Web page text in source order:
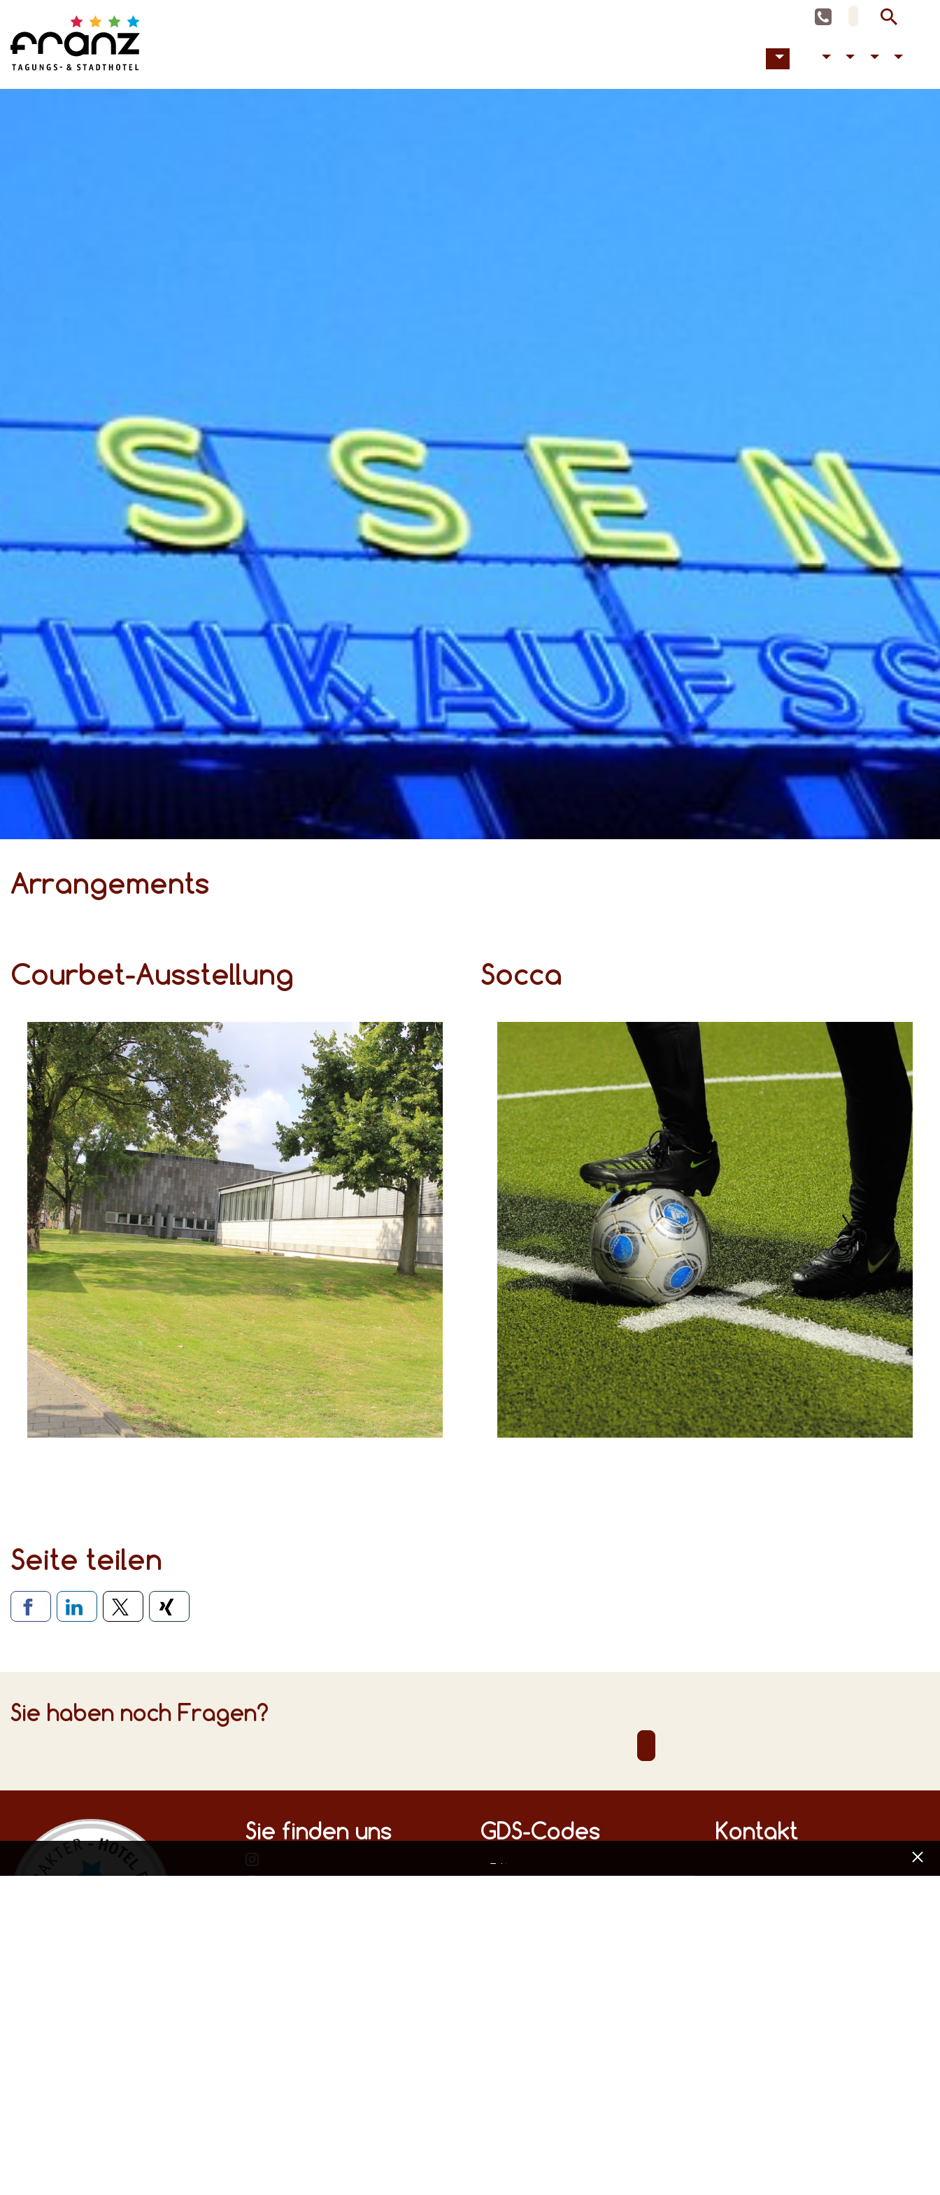
Ar­ran­ge­ments
Courbet-Ausstellung Socca
Seite teilen
Verlinkung zu sozialen Medien
Sie haben noch Fragen?
Sie finden uns GDS-Codes Kontakt
[x]